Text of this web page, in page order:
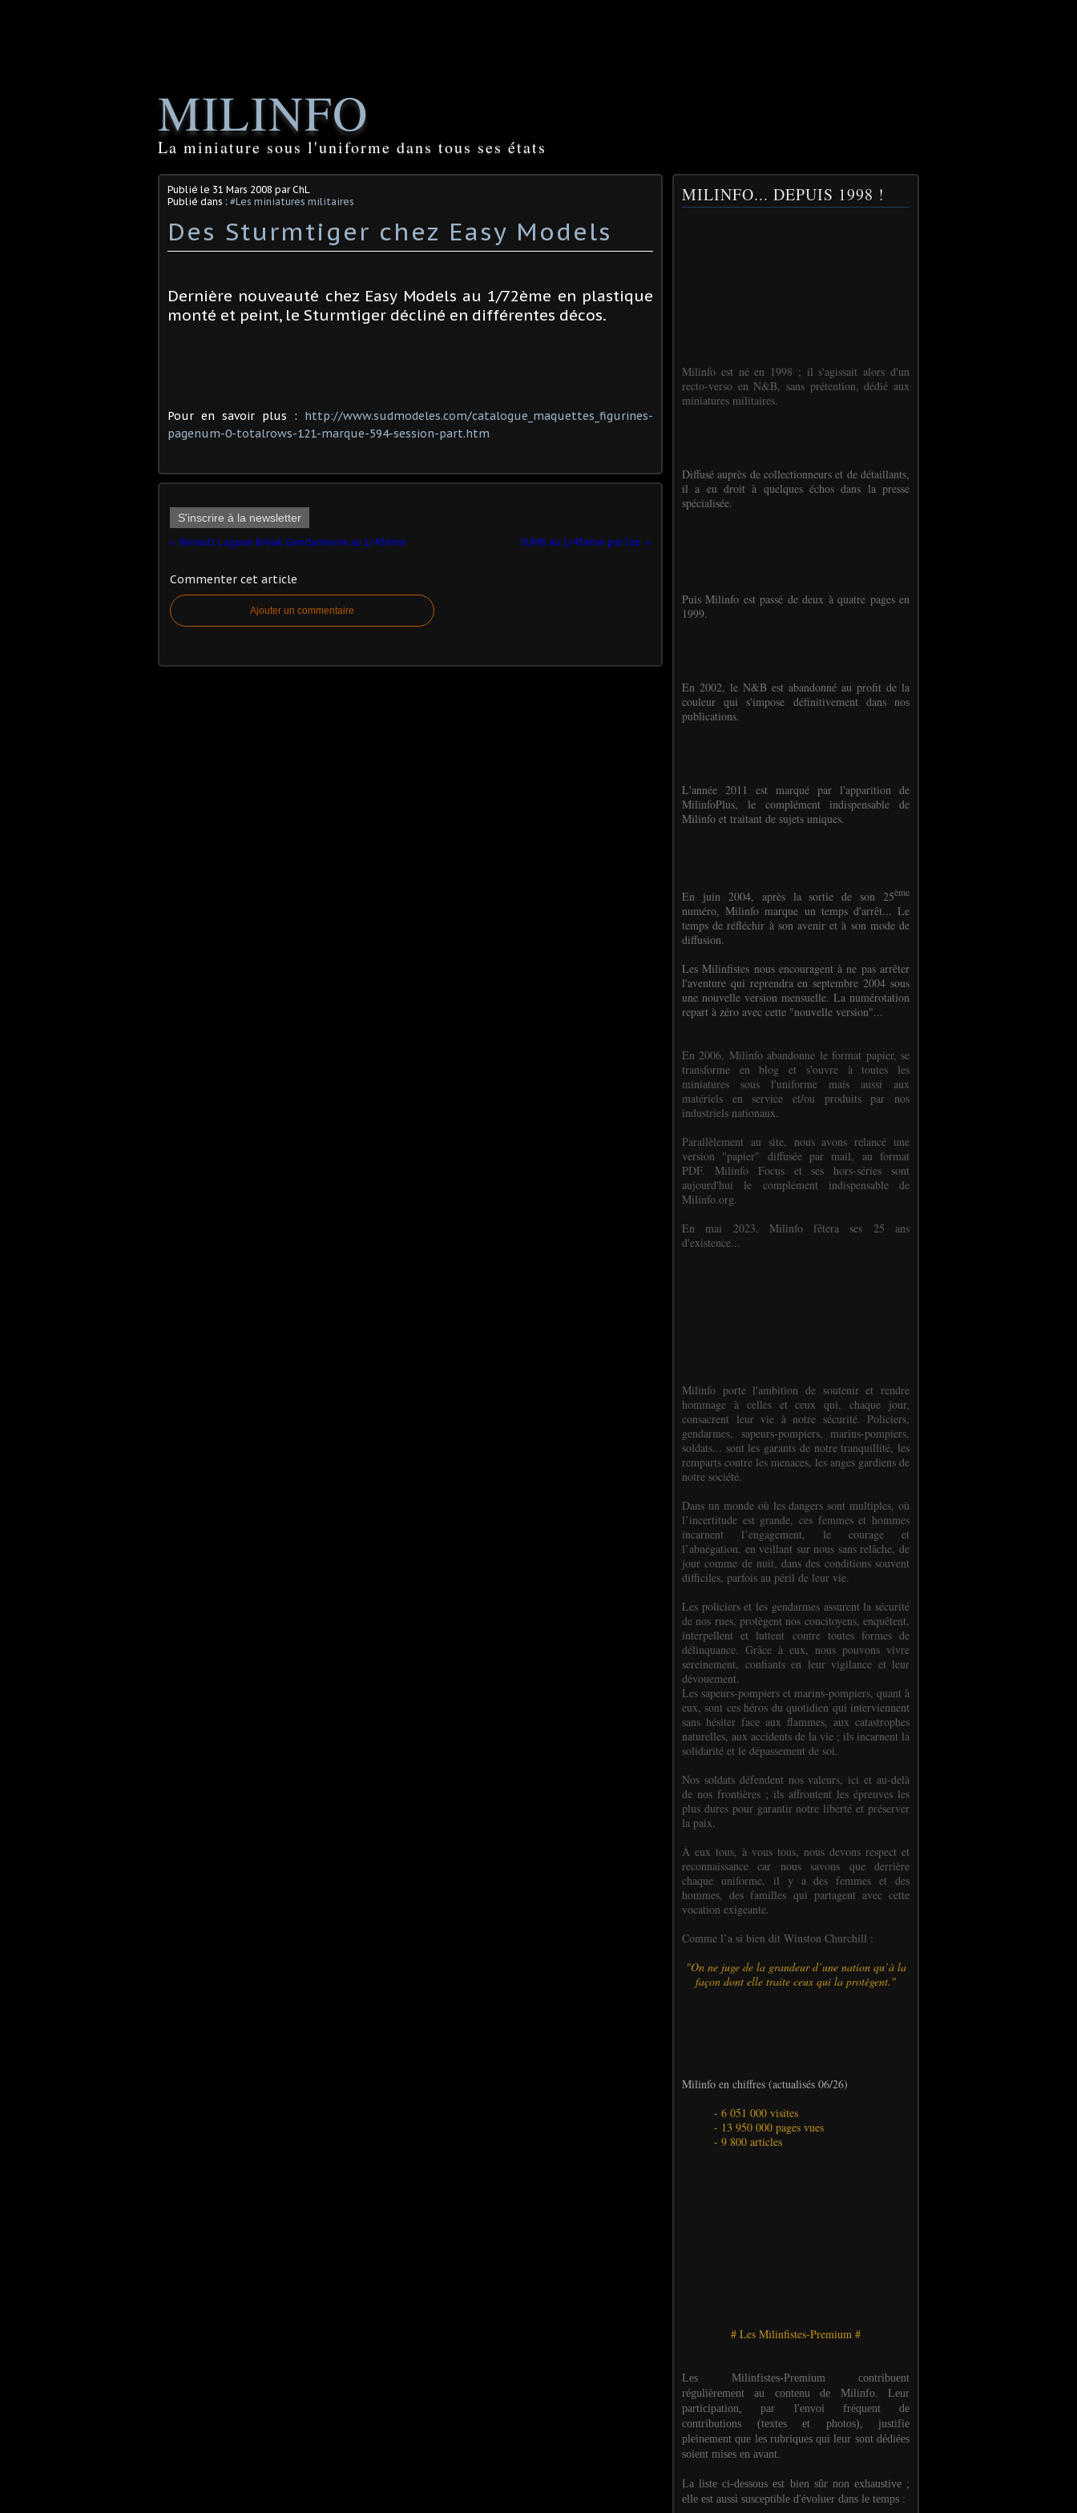
MILINFO
La miniature sous l'uniforme dans tous ses états
Publié le 31 Mars 2008 par ChL
Publié dans : #Les miniatures militaires
Des Sturmtiger chez Easy Models
Dernière nouveauté chez Easy Models au 1/72ème en plastique
monté et peint, le Sturmtiger décliné en différentes décos.
Pour en savoir plus : http://www.sudmodeles.com/catalogue_maquettes_figurines-
pagenum-0-totalrows-121-marque-594-session-part.htm
S'inscrire à la newsletter
Renault Lagune Break Gendarmerie au 1/43ème SUMB au 1/43ème par Ixo
Commenter cet article
Ajouter un commentaire
MILINFO... DEPUIS 1998 !
Milinfo est né en 1998 ; il s'agissait alors d'un
recto-verso en N&B, sans prétention, dédié aux
miniatures militaires.
Diffusé auprès de collectionneurs et de détaillants,
il a eu droit à quelques échos dans la presse
spécialisée.
Puis Milinfo est passé de deux à quatre pages en
1999.
En 2002, le N&B est abandonné au profit de la
couleur qui s'impose définitivement dans nos
publications.
L'année 2011 est marqué par l'apparition de
MilinfoPlus, le complément indispensable de
Milinfo et traitant de sujets uniques.
En juin 2004, après la sortie de son 25ème
numéro, Milinfo marque un temps d'arrêt... Le
temps de réfléchir à son avenir et à son mode de
diffusion.
Les Milinfistes nous encouragent à ne pas arrêter
l'aventure qui reprendra en septembre 2004 sous
une nouvelle version mensuelle. La numérotation
repart à zéro avec cette "nouvelle version"...
En 2006, Milinfo abandonne le format papier, se
transforme en blog et s'ouvre à toutes les
miniatures sous l'uniforme mais aussi aux
matériels en service et/ou produits par nos
industriels nationaux.
Parallèlement au site, nous avons relancé une
version "papier" diffusée par mail, au format
PDF. Milinfo Focus et ses hors-séries sont
aujourd'hui le complément indispensable de
Milinfo.org.
En mai 2023, Milinfo fêtera ses 25 ans
d'existence...
Milinfo porte l'ambition de soutenir et rendre
hommage à celles et ceux qui, chaque jour,
consacrent leur vie à notre sécurité. Policiers,
gendarmes, sapeurs-pompiers, marins-pompiers,
soldats... sont les garants de notre tranquillité, les
remparts contre les menaces, les anges gardiens de
notre société.
Dans un monde où les dangers sont multiples, où
l’incertitude est grande, ces femmes et hommes
incarnent l’engagement, le courage et
l’abnégation, en veillant sur nous sans relâche, de
jour comme de nuit, dans des conditions souvent
difficiles, parfois au péril de leur vie.
Les policiers et les gendarmes assurent la sécurité
de nos rues, protègent nos concitoyens, enquêtent,
interpellent et luttent contre toutes formes de
délinquance. Grâce à eux, nous pouvons vivre
sereinement, confiants en leur vigilance et leur
dévouement.
Les sapeurs-pompiers et marins-pompiers, quant à
eux, sont ces héros du quotidien qui interviennent
sans hésiter face aux flammes, aux catastrophes
naturelles, aux accidents de la vie ; ils incarnent la
solidarité et le dépassement de soi.
Nos soldats défendent nos valeurs, ici et au-delà
de nos frontières ; ils affrontent les épreuves les
plus dures pour garantir notre liberté et préserver
la paix.
À eux tous, à vous tous, nous devons respect et
reconnaissance car nous savons que derrière
chaque uniforme, il y a des femmes et des
hommes, des familles qui partagent avec cette
vocation exigeante.
Comme l’a si bien dit Winston Churchill :
"On ne juge de la grandeur d’une nation qu’à la
façon dont elle traite ceux qui la protègent."
Milinfo en chiffres (actualisés 06/26)
- 6 051 000 visites
- 13 950 000 pages vues
- 9 800 articles
# Les Milinfistes-Premium #
Les Milinfistes-Premium contribuent
régulièrement au contenu de Milinfo. Leur
participation, par l'envoi fréquent de
contributions (textes et photos), justifie
pleinement que les rubriques qui leur sont dédiées
soient mises en avant.
La liste ci-dessous est bien sûr non exhaustive ;
elle est aussi susceptible d'évoluer dans le temps :